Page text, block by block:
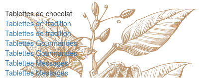
Tablettes de chocolat
Tablettes de tradition
Tablettes de tradition
Tablettes Gourmandes
Tablettes Gourmandes
Tablettes Messages
Tablettes Messages